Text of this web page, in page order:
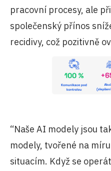
pracovní procesy, ale
společenský přínos
recidivy, což pozitivně
“Naše AI modely jsou
modely, tvořené na
situacím. Když se